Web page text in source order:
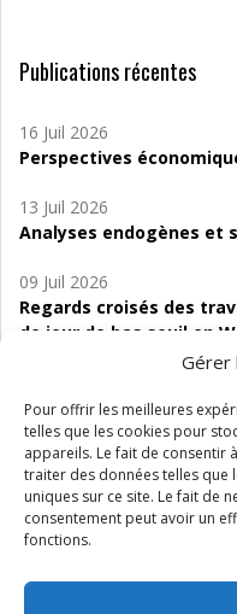
Gérer
Pour offrir les meilleures
telles que les cookies pour
appareils. Le fait de consentir
traiter des données telles que
uniques sur ce site. Le fait de
consentement peut avoir un
fonctions.
Publications récentes
16 Juil 2026
Perspectives
13 Juil 2026
Analyses endogènes et
09 Juil 2026
Regards croisés des
de jour de bas seuil en
06 Juil 2026
Étude d’évaluabilité
d’accompagnement à
01 Juil 2026
Pénurie du personnel
Wallonie ?